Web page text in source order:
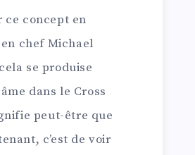
ce concept en
chef Michael
se produise
dans le Cross
peut-être que
c’est de voir